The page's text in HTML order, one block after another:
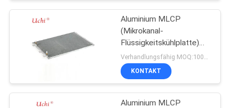
Ptc-Thermistor
31
Aluminium MLCP
(Mikrokanal-
Flüssigkeitskühlplatte)
mit Aluminiumrippen und
Rohreverdampfern für
alle Arten von
KONTAKT
Aluminium MLCP